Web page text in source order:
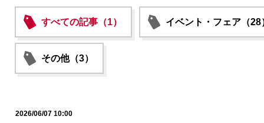
すべての記事（1） イベント・フェア（28
その他（3）
2026/06/07 10:00